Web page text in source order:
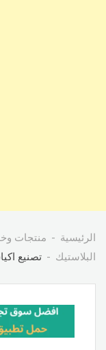
الرئيسية منتجات
البلاستيك
تصنيع